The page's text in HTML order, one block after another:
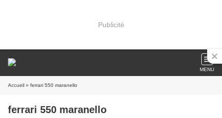
Publicité
MENU
Accueil » ferrari 550 maranello
ferrari 550 maranello